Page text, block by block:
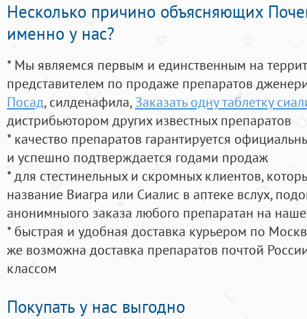
Несколько причино объясняющих
именно у нас?
* Мы являемся первым и единственным на
представителем по продаже препаратов
Посад, силденафила, Заказать одну таблетку
дистрибьютором других известных препаратов
* качество препаратов гарантируется
и успешно подтверждается годами продаж
* для стестинельных и скромных клиентов,
название Виагра или Сиалис в аптеке вслух,
анонимныого заказа любого препаратан на
* быстрая и удобная доставка курьером по
же возможна доставка препаратов почтой
классом
Покупать у нас выгодно